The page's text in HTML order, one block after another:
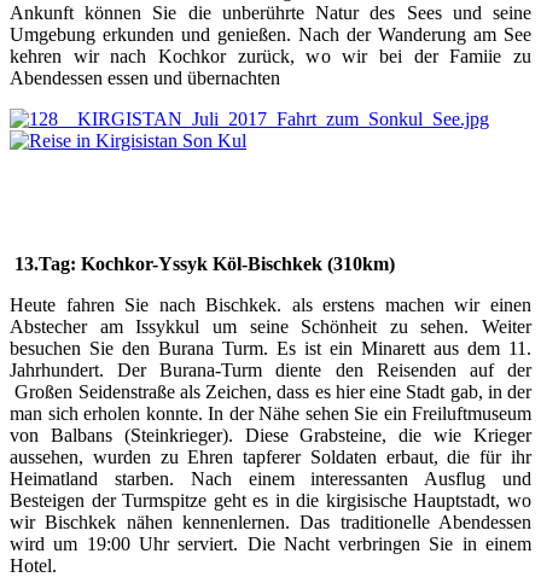
Ankunft können Sie die unberührte Natur des Sees und seine
Umgebung erkunden und genießen. Nach der Wanderung am See
kehren wir nach Kochkor zurück, wo wir bei der Famiie zu
Abendessen essen und übernachten
13.Tag: Kochkor-Yssyk Köl-Bischkek (310km)
Heute fahren Sie nach Bischkek. als erstens machen wir einen
Abstecher am Issykkul um seine Schönheit zu sehen. Weiter
besuchen Sie den Burana Turm. Es ist ein Minarett aus dem 11.
Jahrhundert. Der Burana-Turm diente den Reisenden auf der
Großen Seidenstraße als Zeichen, dass es hier eine Stadt gab, in der
man sich erholen konnte. In der Nähe sehen Sie ein Freiluftmuseum
von Balbans (Steinkrieger). Diese Grabsteine, die wie Krieger
aussehen, wurden zu Ehren tapferer Soldaten erbaut, die für ihr
Heimatland starben. Nach einem interessanten Ausflug und
Besteigen der Turmspitze geht es in die kirgisische Hauptstadt, wo
wir Bischkek nähen kennenlernen. Das traditionelle Abendessen
wird um 19:00 Uhr serviert. Die Nacht verbringen Sie in einem
Hotel.